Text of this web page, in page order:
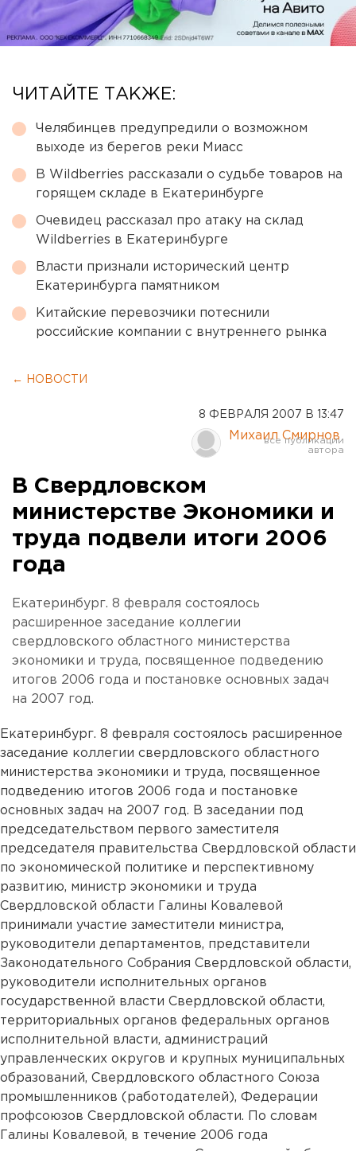
ЧИТАЙТЕ ТАКЖЕ:
Челябинцев предупредили о возможном
выходе из берегов реки Миасс
В Wildberries рассказали о судьбе товаров на
горящем складе в Екатеринбурге
Очевидец рассказал про атаку на склад
Wildberries в Екатеринбурге
Власти признали исторический центр
Екатеринбурга памятником
Китайские перевозчики потеснили
российские компании с внутреннего рынка
← НОВОСТИ
8 ФЕВРАЛЯ 2007 В 13:47
Михаил Смирнов
В Свердловском
министерстве Экономики и
труда подвели итоги 2006
года
Екатеринбург. 8 февраля состоялось
расширенное заседание коллегии
свердловского областного министерства
экономики и труда, посвященное подведению
итогов 2006 года и постановке основных задач
на 2007 год.
Екатеринбург. 8 февраля состоялось расширенное
заседание коллегии свердловского областного
министерства экономики и труда, посвященное
подведению итогов 2006 года и постановке
основных задач на 2007 год. В заседании под
председательством первого заместителя
председателя правительства Свердловской области
по экономической политике и перспективному
развитию, министр экономики и труда
Свердловской области Галины Ковалевой
принимали участие заместители министра,
руководители департаментов, представители
Законодательного Собрания Свердловской области,
руководители исполнительных органов
государственной власти Свердловской области,
территориальных органов федеральных органов
исполнительной власти, администраций
управленческих округов и крупных муниципальных
образований, Свердловского областного Союза
промышленников (работодателей), Федерации
профсоюзов Свердловской области. По словам
Галины Ковалевой, в течение 2006 года